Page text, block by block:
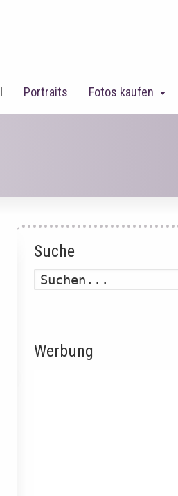
Portraits Fotos kaufen
Suche
Werbung